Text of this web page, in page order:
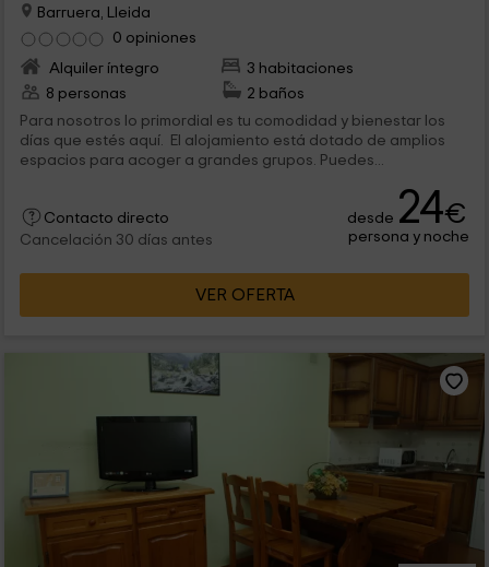
Barruera, Lleida
0 opiniones
Alquiler íntegro
3 habitaciones
8 personas
2 baños
Para nosotros lo primordial es tu comodidad y bienestar los
días que estés aquí. El alojamiento está dotado de amplios
espacios para acoger a grandes grupos. Puedes...
Contacto directo
Cancelación 30 días antes
desde 24€
persona y noche
VER OFERTA